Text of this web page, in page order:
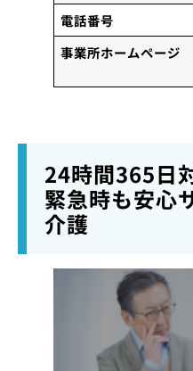
電話番号
事業所ホームページ
24時間365日
緊急時も安心
介護